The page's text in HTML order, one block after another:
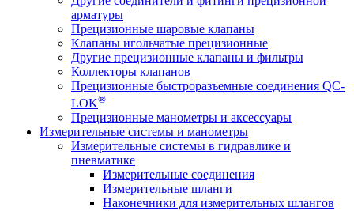
арматуры
Прецизионные шаровые клапаны
Клапаны игольчатые прецизионные
Другие прецизионные клапаны и фильтры
Коллекторы клапанов
Прецизионные быстроразъемные соединения QC-
LOK®
Прецизионные манометры и аксессуары
Измерительные системы и манометры
Измерительные системы в гидравлике и
пневматике
Измерительные соединения
Измерительные шланги
Наконечники для измерительных шлангов